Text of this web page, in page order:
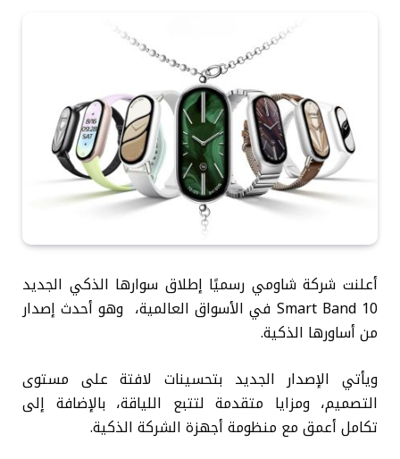
أعلنت شركة شاومي رسميًا إطلاق سوارها الذكي الجديد
Smart Band 10 في الأسواق العالمية، وهو أحدث إصدار
من أساورها الذكية.
ويأتي الإصدار الجديد بتحسينات لافتة على مستوى
التصميم، ومزايا متقدمة لتتبع اللياقة، بالإضافة إلى
تكامل أعمق مع منظومة أجهزة الشركة الذكية.